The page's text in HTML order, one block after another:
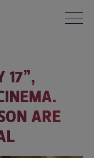
17”,
ARE